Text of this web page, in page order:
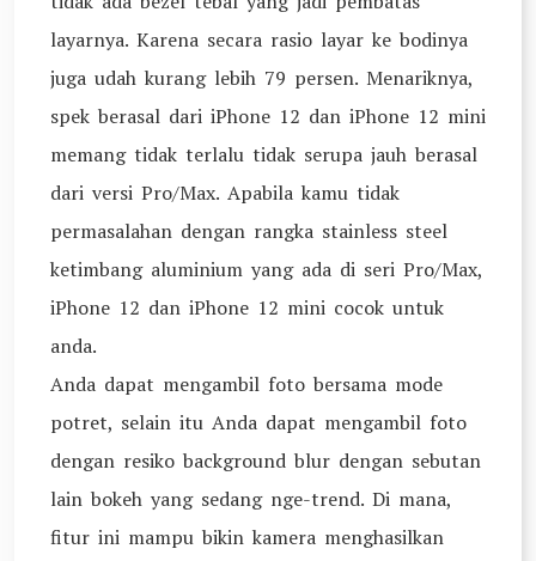
layarnya. Karena secara rasio layar ke bodinya
juga udah kurang lebih 79 persen. Menariknya,
spek berasal dari iPhone 12 dan iPhone 12 mini
memang tidak terlalu tidak serupa jauh berasal
dari versi Pro/Max. Apabila kamu tidak
permasalahan dengan rangka stainless steel
ketimbang aluminium yang ada di seri Pro/Max,
iPhone 12 dan iPhone 12 mini cocok untuk
anda.
Anda dapat mengambil foto bersama mode
potret, selain itu Anda dapat mengambil foto
dengan resiko background blur dengan sebutan
lain bokeh yang sedang nge-trend. Di mana,
fitur ini mampu bikin kamera menghasilkan